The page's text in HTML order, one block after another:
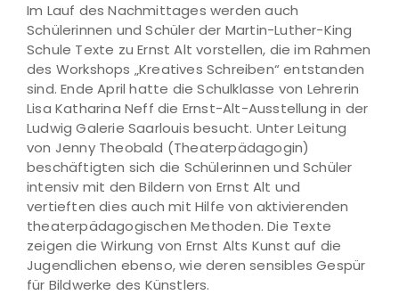
Im Lauf des Nachmittages werden auch
Schülerinnen und Schüler der Martin-Luther-King
Schule Texte zu Ernst Alt vorstellen, die im Rahmen
des Workshops „Kreatives Schreiben“ entstanden
sind. Ende April hatte die Schulklasse von Lehrerin
Lisa Katharina Neff die Ernst-Alt-Ausstellung in der
Ludwig Galerie Saarlouis besucht. Unter Leitung
von Jenny Theobald (Theaterpädagogin)
beschäftigten sich die Schülerinnen und Schüler
intensiv mit den Bildern von Ernst Alt und
vertieften dies auch mit Hilfe von aktivierenden
theaterpädagogischen Methoden. Die Texte
zeigen die Wirkung von Ernst Alts Kunst auf die
Jugendlichen ebenso, wie deren sensibles Gespür
für Bildwerke des Künstlers.